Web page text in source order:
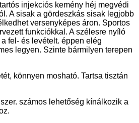
injekciós kemény héj megvédi
A sisak a gördeszkás sisak legjobb
versenyképes áron. Sportos
funkciókkal. A szélesre nyíló
fel- és levételt. éppen elég
legyen. Szinte bármilyen terepen
könnyen mosható. Tartsa tisztán
számos lehetőség kínálkozik a